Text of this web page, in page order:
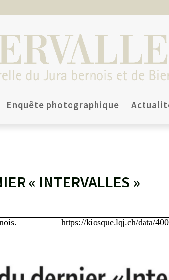
Enquête photographique
« INTERVALLES »